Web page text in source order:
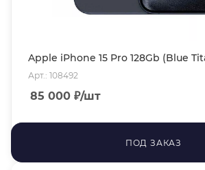
Apple iPhone 15 Pro 128Gb (Blue
Арт.: 108492
85 000 ₽/шт
ПОД ЗАКАЗ